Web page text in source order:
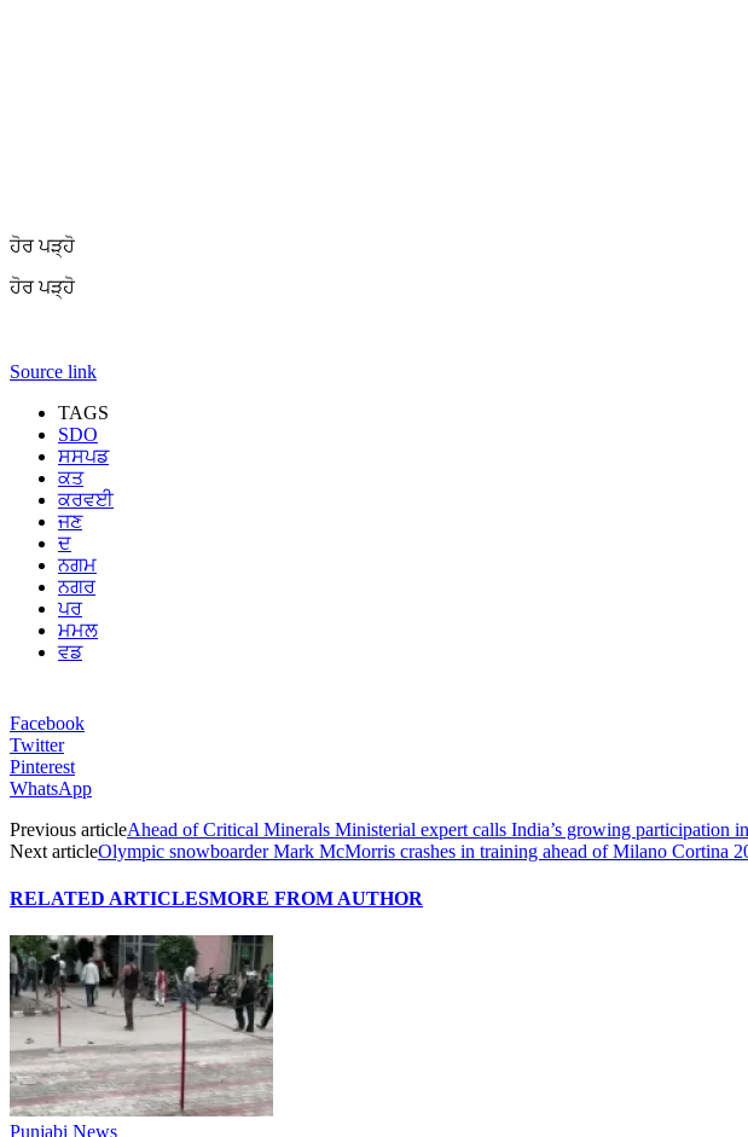
ਹੋਰ ਪੜ੍ਹੋ
ਹੋਰ ਪੜ੍ਹੋ
Source link
TAGS
SDO
ਸਸਪਡ
ਕਤ
ਕਰਵਈ
ਜਣ
ਦ
ਨਗਮ
ਨਗਰ
ਪਰ
ਮਮਲ
ਵਡ
Facebook
Twitter
Pinterest
WhatsApp
Previous articleAhead of Critical Minerals Ministerial expert calls India’s growing participation
Next articleOlympic snowboarder Mark McMorris crashes in training ahead of Milano Cortina
RELATED ARTICLESMORE FROM AUTHOR
Punjabi News